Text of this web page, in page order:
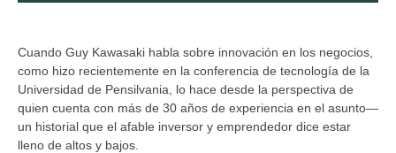
Cuando Guy Kawasaki habla sobre innovación en los negocios,
como hizo recientemente en la conferencia de tecnología de la
Universidad de Pensilvania, lo hace desde la perspectiva de
quien cuenta con más de 30 años de experiencia en el asunto—
un historial que el afable inversor y emprendedor dice estar
lleno de altos y bajos.